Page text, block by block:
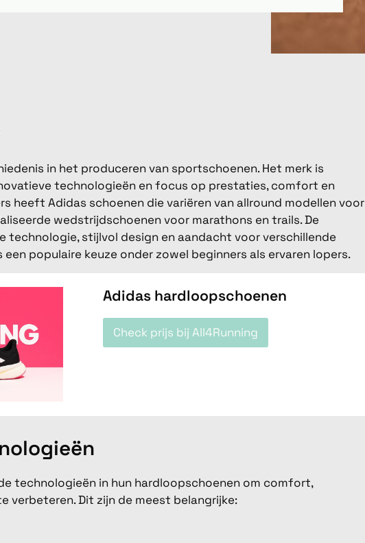
in het produceren van sportschoenen. Het merk is
technologieën en focus op prestaties, comfort en
heeft Adidas schoenen die variëren van allround modellen voor
wedstrijdschoenen voor marathons en trails. De
technologie, stijlvol design en aandacht voor verschillende
populaire keuze onder zowel beginners als ervaren lopers.
Adidas hardloopschoenen
Check prijs bij All4Running
technologieën in hun hardloopschoenen om comfort,
verbeteren. Dit zijn de meest belangrijke: